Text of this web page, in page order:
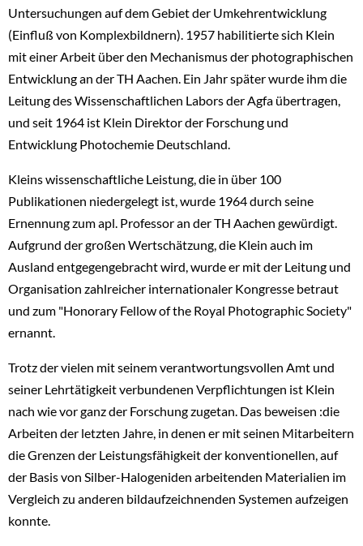
Untersuchungen auf dem Gebiet der Umkehrentwicklung
(Einfluß von Komplexbildnern). 1957 habilitierte sich Klein
mit einer Arbeit über den Mechanismus der photographischen
Entwicklung an der TH Aachen. Ein Jahr später wurde ihm die
Leitung des Wissenschaftlichen Labors der Agfa übertragen,
und seit 1964 ist Klein Direktor der Forschung und
Entwicklung Photochemie Deutschland.
Kleins wissenschaftliche Leistung, die in über 100
Publikationen niedergelegt ist, wurde 1964 durch seine
Ernennung zum apl. Professor an der TH Aachen gewürdigt.
Aufgrund der großen Wertschätzung, die Klein auch im
Ausland entgegengebracht wird, wurde er mit der Leitung und
Organisation zahlreicher internationaler Kongresse betraut
und zum "Honorary Fellow of the Royal Photographic Society"
ernannt.
Trotz der vielen mit seinem verantwortungsvollen Amt und
seiner Lehrtätigkeit verbundenen Verpflichtungen ist Klein
nach wie vor ganz der Forschung zugetan. Das beweisen :die
Arbeiten der letzten Jahre, in denen er mit seinen Mitarbeitern
die Grenzen der Leistungsfähigkeit der konventionellen, auf
der Basis von Silber-Halogeniden arbeitenden Materialien im
Vergleich zu anderen bildaufzeichnenden Systemen aufzeigen
konnte.